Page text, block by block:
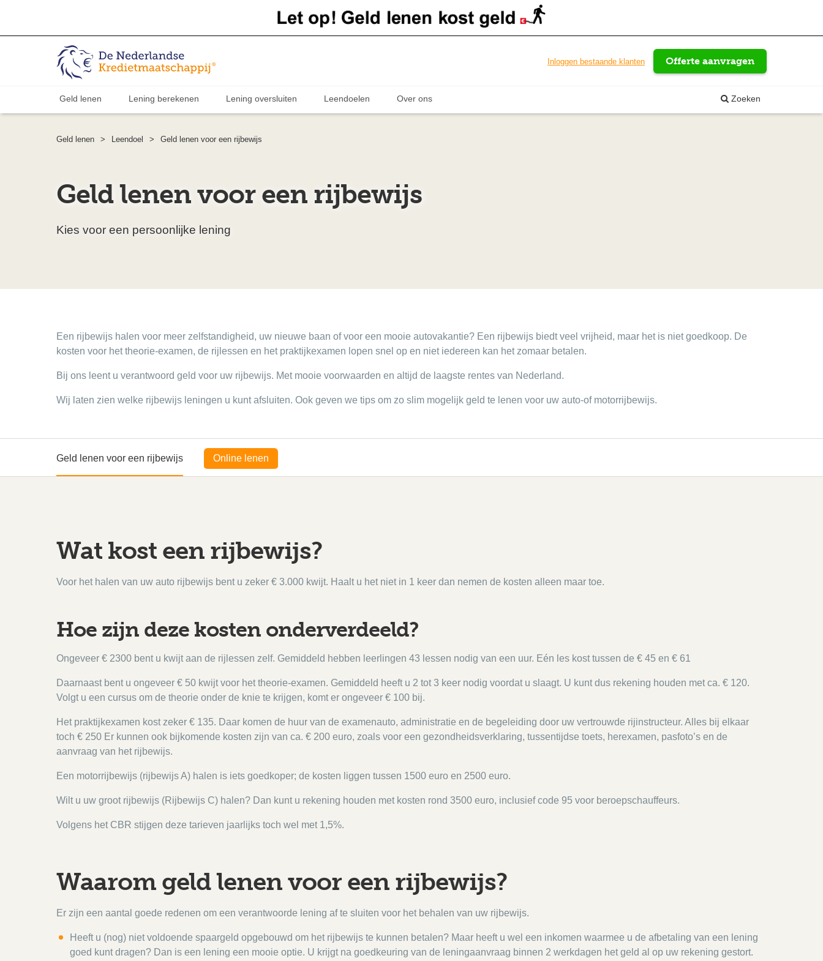
Inloggen bestaande klanten Offerte aanvragen
Zoeken
Geld lenen Lening berekenen Lening oversluiten Leendoelen Over ons
Geld lenen > Leendoel > Geld lenen voor een rijbewijs
Geld lenen voor een rijbewijs
Kies voor een persoonlijke lening
Een rijbewijs halen voor meer zelfstandigheid, uw nieuwe baan of voor een mooie autovakantie? Een rijbewijs biedt veel vrijheid, maar het is niet goedkoop. De
kosten voor het theorie-examen, de rijlessen en het praktijkexamen lopen snel op en niet iedereen kan het zomaar betalen.
Bij ons leent u verantwoord geld voor uw rijbewijs. Met mooie voorwaarden en altijd de laagste rentes van Nederland.
Wij laten zien welke rijbewijs leningen u kunt afsluiten. Ook geven we tips om zo slim mogelijk geld te lenen voor uw auto-of motorrijbewijs.
Geld lenen voor een rijbewijs Online lenen
Wat kost een rijbewijs?
Voor het halen van uw auto rijbewijs bent u zeker € 3.000 kwijt. Haalt u het niet in 1 keer dan nemen de kosten alleen maar toe.
Hoe zijn deze kosten onderverdeeld?
Ongeveer € 2300 bent u kwijt aan de rijlessen zelf. Gemiddeld hebben leerlingen 43 lessen nodig van een uur. Eén les kost tussen de € 45 en € 61
Daarnaast bent u ongeveer € 50 kwijt voor het theorie-examen. Gemiddeld heeft u 2 tot 3 keer nodig voordat u slaagt. U kunt dus rekening houden met ca. € 120.
Volgt u een cursus om de theorie onder de knie te krijgen, komt er ongeveer € 100 bij.
Het praktijkexamen kost zeker € 135. Daar komen de huur van de examenauto, administratie en de begeleiding door uw vertrouwde rijinstructeur. Alles bij elkaar
toch € 250 Er kunnen ook bijkomende kosten zijn van ca. € 200 euro, zoals voor een gezondheidsverklaring, tussentijdse toets, herexamen, pasfoto’s en de
aanvraag van het rijbewijs.
Een motorrijbewijs (rijbewijs A) halen is iets goedkoper; de kosten liggen tussen 1500 euro en 2500 euro.
Wilt u uw groot rijbewijs (Rijbewijs C) halen? Dan kunt u rekening houden met kosten rond 3500 euro, inclusief code 95 voor beroepschauffeurs.
Volgens het CBR stijgen deze tarieven jaarlijks toch wel met 1,5%.
Waarom geld lenen voor een rijbewijs?
Er zijn een aantal goede redenen om een verantwoorde lening af te sluiten voor het behalen van uw rijbewijs.
Heeft u (nog) niet voldoende spaargeld opgebouwd om het rijbewijs te kunnen betalen? Maar heeft u wel een inkomen waarmee u de afbetaling van een lening
goed kunt dragen? Dan is een lening een mooie optie. U krijgt na goedkeuring van de leningaanvraag binnen 2 werkdagen het geld al op uw rekening gestort.